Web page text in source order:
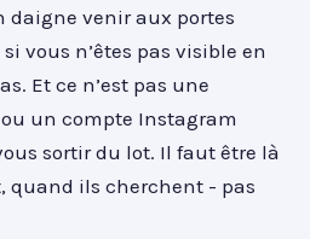
daigne venir aux portes
vous n’êtes pas visible en
Et ce n’est pas une
un compte Instagram
sortir du lot. Il faut être là
quand ils cherchent - pas